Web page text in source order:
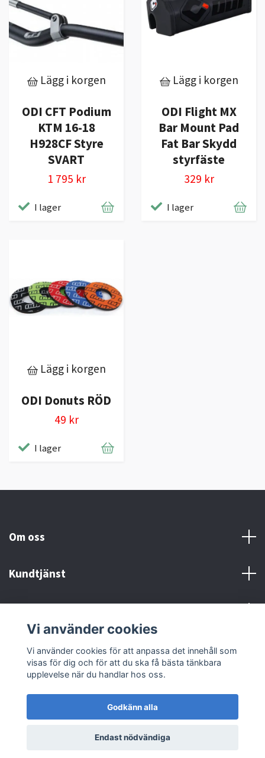
Lägg i korgen
ODI CFT Podium
KTM 16-18
H928CF Styre
SVART
1 795 kr
I lager
Lägg i korgen
ODI Flight MX
Bar Mount Pad
Fat Bar Skydd
styrfäste
329 kr
I lager
Lägg i korgen
ODI Donuts RÖD
49 kr
I lager
Om oss
Kundtjänst
Sociala medier
© 2026 MX Supply
Vi använder cookies
Vi använder cookies för att anpassa det innehåll som
visas för dig och för att du ska få bästa tänkbara
upplevelse när du handlar hos oss.
Godkänn alla
Endast nödvändiga